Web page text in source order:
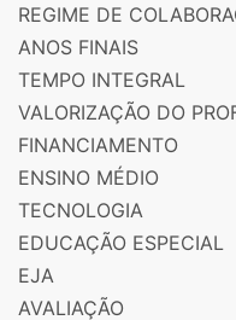
REGIME DE
ANOS FINAIS
TEMPO INTEGRAL
VALORIZAÇÃO DO
FINANCIAMENTO
ENSINO MÉDIO
TECNOLOGIA
EDUCAÇÃO ESPECIAL
EJA
AVALIAÇÃO